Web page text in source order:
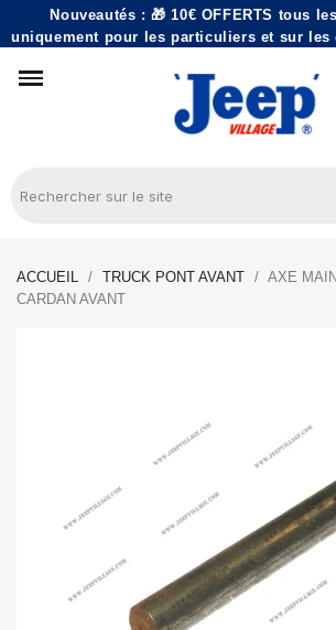
Nouveautés : 🎁 10€ OFFERTS tous
uniquement pour les particuliers et sur les
ACCUEIL TRUCK PONT AVANT
AXE
CARDAN AVANT